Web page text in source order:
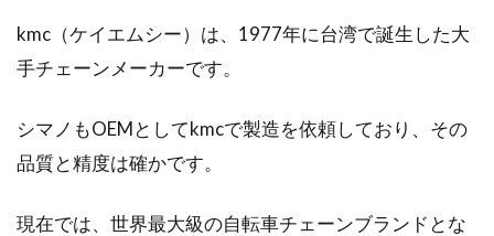
kmc（ケイエムシー）は、1977年に台湾で誕生した大
手チェーンメーカーです。
シマノもOEMとしてkmcで製造を依頼しており、その
品質と精度は確かです。
現在では、世界最大級の自転車チェーンブランドとな